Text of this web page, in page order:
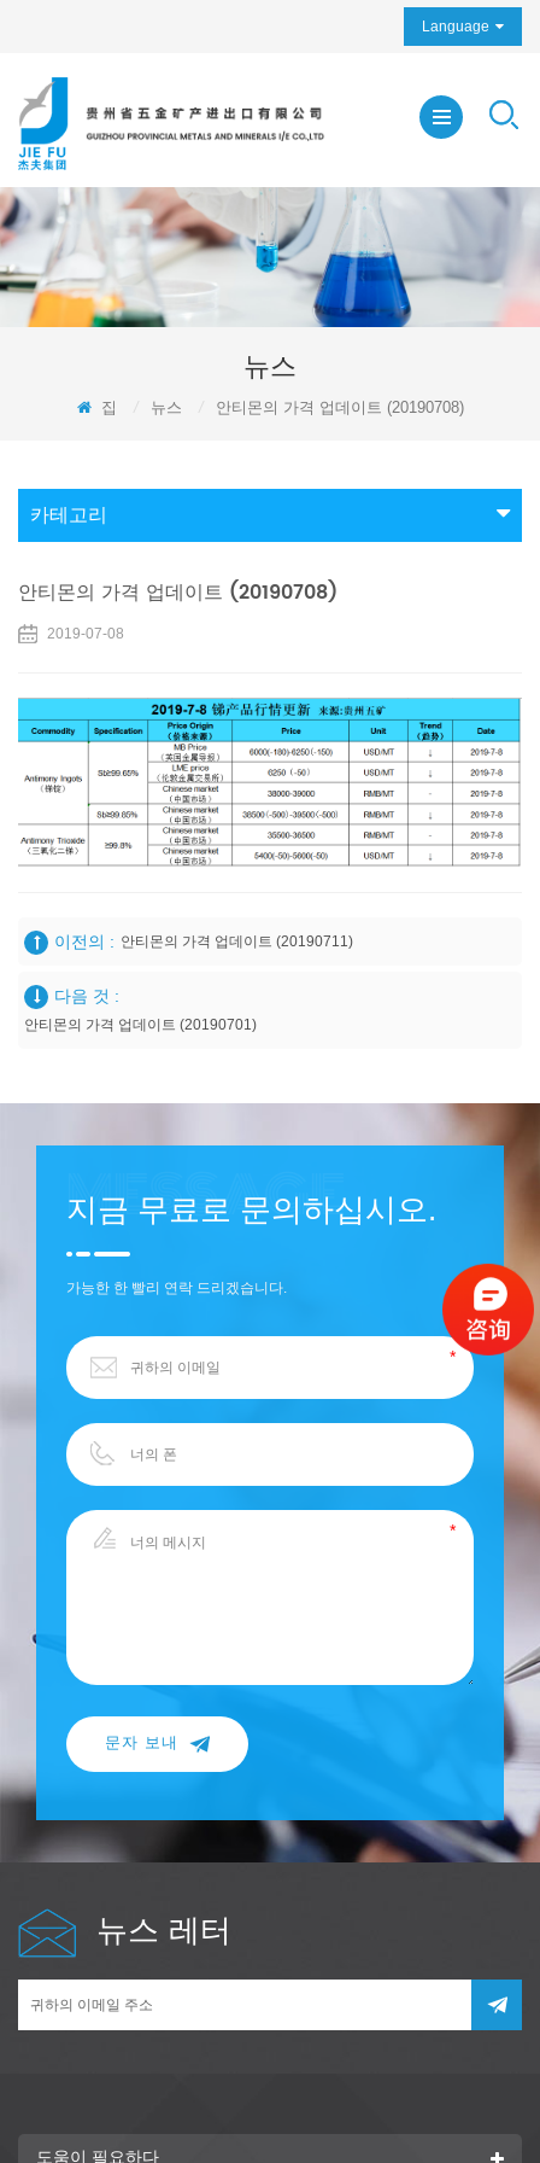
Language
뉴스
집 뉴스 안티몬의 가격 업데이트 (20190708)
카테고리
안티몬의 가격 업데이트 (20190708)
2019-07-08
이전의 : 안티몬의 가격 업데이트 (20190711)
다음 것 :
안티몬의 가격 업데이트 (20190701)
지금 무료로 문의하십시오.
가능한 한 빨리 연락 드리겠습니다.
문자 보내
뉴스 레터